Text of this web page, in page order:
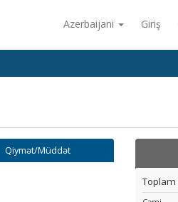
Azerbaijani Giriş
Qiymət/Müddət
Toplam